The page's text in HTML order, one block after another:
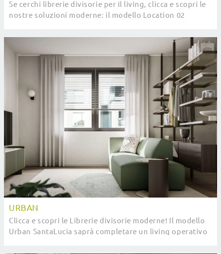
Se cerchi librerie divisorie per il living, clicca e scopri le
nostre soluzioni moderne: il modello Location 02
URBAN
Clicca e scopri le Librerie divisorie moderne! Il modello
Urban SantaLucia saprà completare un living operativo